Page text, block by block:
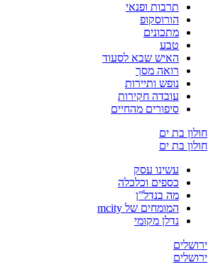
תרבות ופנאי
הורוסקופ
מתכונים
טבע
האיש שבא לסעוד
רואה מסך
נופש ותיירות
עובדה חקירות
סיפורים מהחיים
בת ים
בת ים
עשינו עסק
כספים וכלכלה
מה בנדל”ן
המומחים של mcity
נדלן מקומי